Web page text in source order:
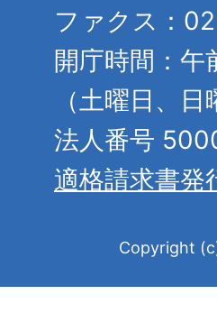
ファクス：
開庁時間：
（土曜日、
法人番号
適格請求書発
Copyright